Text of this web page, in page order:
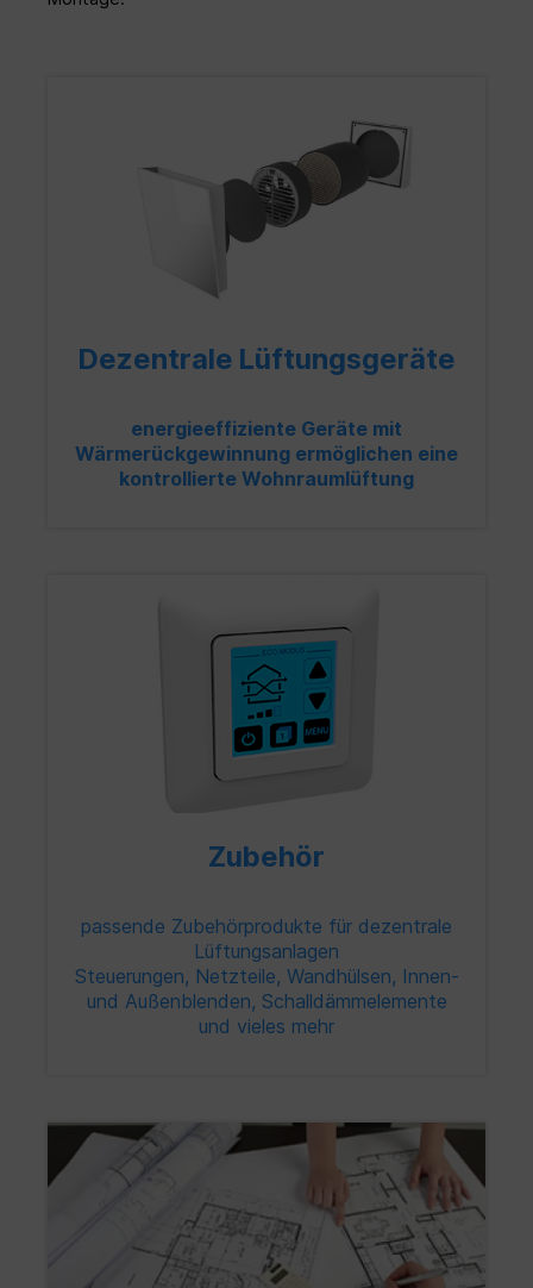
Dezentrale Lüftungsgeräte
energieeffiziente Geräte mit
Wärmerückgewinnung ermöglichen eine
kontrollierte Wohnraumlüftung
Zubehör
passende Zubehörprodukte für dezentrale
Lüftungsanlagen
Steuerungen, Netzteile, Wandhülsen, Innen-
und Außenblenden, Schalldämmelemente
und vieles mehr